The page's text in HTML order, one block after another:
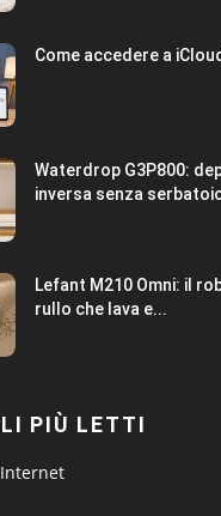
Come accedere a iCloud
Waterdrop G3P800:
inversa senza
Lefant M210 Omni: il
rullo che lava e...
PIÙ LETTI